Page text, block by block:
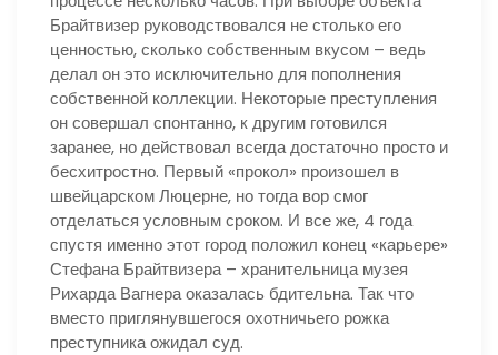
Брайтвизер руководствовался не столько его
ценностью, сколько собственным вкусом – ведь
делал он это исключительно для пополнения
собственной коллекции. Некоторые преступления
он совершал спонтанно, к другим готовился
заранее, но действовал всегда достаточно просто и
бесхитростно. Первый «прокол» произошел в
швейцарском Люцерне, но тогда вор смог
отделаться условным сроком. И все же, 4 года
спустя именно этот город положил конец «карьере»
Стефана Брайтвизера – хранительница музея
Рихарда Вагнера оказалась бдительна. Так что
вместо приглянувшегося охотничьего рожка
преступника ожидал суд.